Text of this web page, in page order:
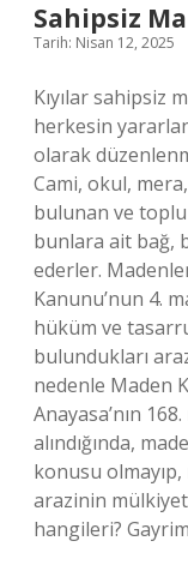
Sahipsiz
Tarih: Nisan 12, 2025
Kıyılar sahipsiz
herkesin
olarak
Cami, okul,
bulunan ve toplu
bunlara ait bağ,
ederler.
Kanunu’nun 4.
hüküm ve
bulundukları
nedenle Maden
Anayasa’nın
alındığında,
konusu
arazinin
hangileri?